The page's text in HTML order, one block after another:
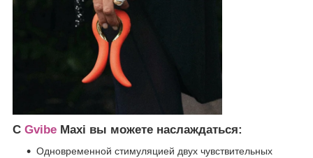
С Gvibe Maxi вы можете наслаждаться:
Одновременной стимуляцией двух чувствительных